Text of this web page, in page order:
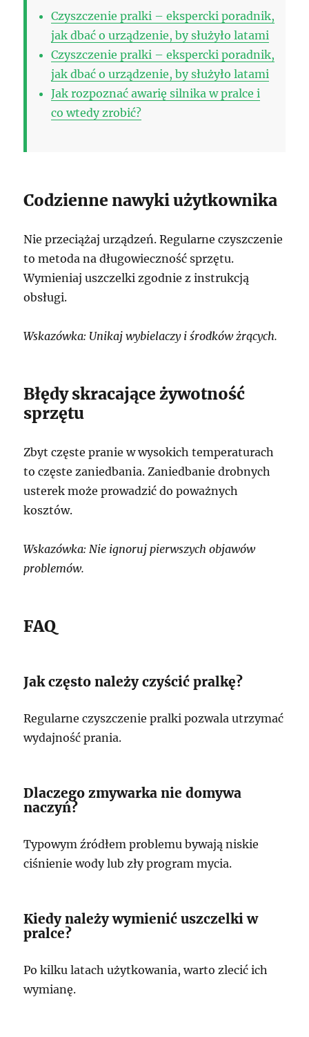
Czyszczenie pralki – ekspercki poradnik,
jak dbać o urządzenie, by służyło latami
Czyszczenie pralki – ekspercki poradnik,
jak dbać o urządzenie, by służyło latami
Jak rozpoznać awarię silnika w pralce i
co wtedy zrobić?
Codzienne nawyki użytkownika
Nie przeciążaj urządzeń. Regularne czyszczenie
to metoda na długowieczność sprzętu.
Wymieniaj uszczelki zgodnie z instrukcją
obsługi.
Wskazówka: Unikaj wybielaczy i środków żrących.
Błędy skracające żywotność
sprzętu
Zbyt częste pranie w wysokich temperaturach
to częste zaniedbania. Zaniedbanie drobnych
usterek może prowadzić do poważnych
kosztów.
Wskazówka: Nie ignoruj pierwszych objawów
problemów.
FAQ
Jak często należy czyścić pralkę?
Regularne czyszczenie pralki pozwala utrzymać
wydajność prania.
Dlaczego zmywarka nie domywa
naczyń?
Typowym źródłem problemu bywają niskie
ciśnienie wody lub zły program mycia.
Kiedy należy wymienić uszczelki w
pralce?
Po kilku latach użytkowania, warto zlecić ich
wymianę.